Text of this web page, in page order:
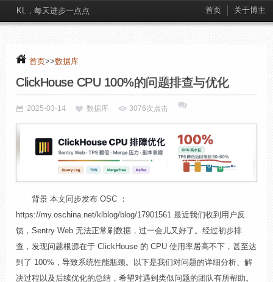
KL，每天进步一点点 首页 关于博主
首页>>数据库
ClickHouse CPU 100%的问题排查与优化
2025-03-14 数据库 3076次点击
背景 本文同步发布 OSC ：
https://my.oschina.net/klblog/blog/17901561 最近我们收到用户反
馈，Sentry Web 无法正常刷数据，过一会儿又好了。经过初步排
查，发现问题根源在于 ClickHouse 的 CPU 使用率居高不下，甚至达
到了 100%，导致系统性能瓶颈。以下是我们对问题的详细分析、解
决过程以及后续优化的总结，希望对遇到类似问题的团队有所帮助。